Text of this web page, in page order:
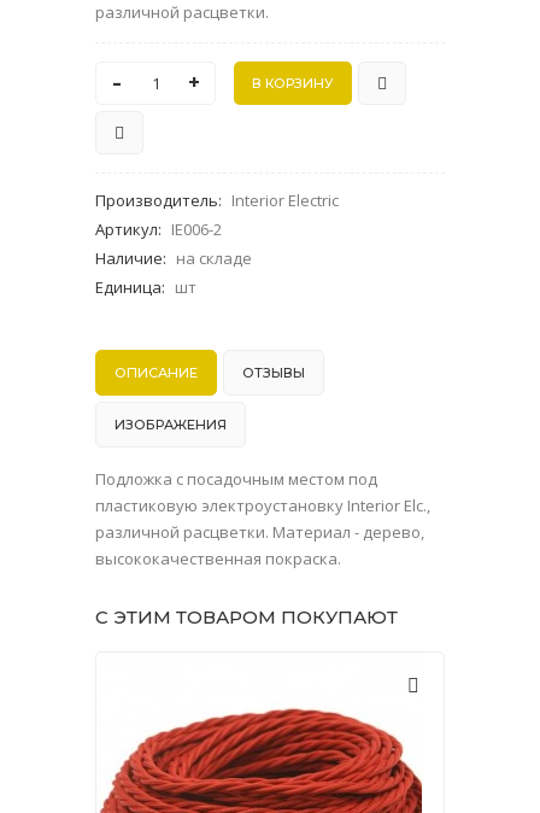
различной расцветки.
- +
Производитель: Interior Electric
Артикул: IE006-2
Наличие: на складе
Единица: шт
ОПИСАНИЕ ОТЗЫВЫ
ИЗОБРАЖЕНИЯ
Подложка с посадочным местом под
пластиковую электроустановку Interior Elc.,
различной расцветки. Материал - дерево,
высококачественная покраска.
С ЭТИМ ТОВАРОМ ПОКУПАЮТ